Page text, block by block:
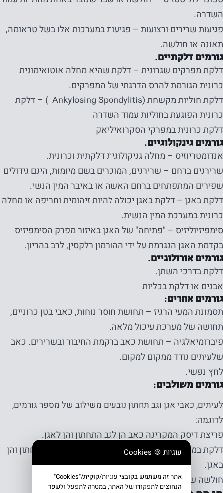
השדרה.
פגיעות שרירים ורצועות – פגיעות במערכות אלו בשל טראומה,
תאונה או חולשה.
גורמים דלקתיים.
דלקת מפרקים שגרונית – דלקת שהיא מחלה אוטואימונית
כרונית הגורמת להרס הדרגתי של המפרקים.
דלקת חוליות מקשחת (Ankylosing Spondylitis ) – דלקת
כרונית הפוגעת בחוליות עמוד השדרה
דלקת כרונית במפרקי הסקרואיליאק
גורמים גינקולוגיים.
אנדומטריוזיס – מחלה גניקולוגית דלקתית וכרונית.
שרירנים ברחם – שרירנים, המוכרים בשם מיומות, הינם גידולים
שפירים המתפתחים ברחם האשה או באיבר המין הנשי.
דלקת באגן – דלקת באגן יכולה להיות זיהומית וחריפה או מחלה
כרונית במערכת המין הנשית.
סימפיזיוליזיס – "פתיחה" של האגן באיזור מפרק הסימפיזיס
בקדמת האגן הנגרמת על ידי ההורמון רלקסין, לרב בהריון.
גורמים אורולוגיים.
דלקת בדרכי השתן.
אבנים או דלקת בכליות
גורמים אחרים:
תסמונת המעי הרגיז – תחושת חוסר נוחות, כאבי בטן כרוניים,
תחושה של מערכת עיכול מלאה.
פיברומיאלגיה – תחושת כאב ברקמת החיבור ובשרירים. כאב
שלעיתים נודד ממקום למקום.
לחץ נפשי.
גורמים משולבים:
לעיתים, כאבי אגן וגב תחתון נובעים משילוב של מספר גורמים,
לדוגמה:
פריצת דיסק המקרינה כאב הן לגב התחתון והן לאגן.
דלקת במפרק הסקרואיליאק הגורמת לכאב הן בגב התחתון והן
באגן.
חולשה של שרירי רצפת האגן.
עוגיות 🍪 Cookies
אתר זה משתמש בקובצי עוגיות/קוּקִית/"Cookies"
הנחוצים לתפקודו של האתר, במטרה לתפעל ולשפר